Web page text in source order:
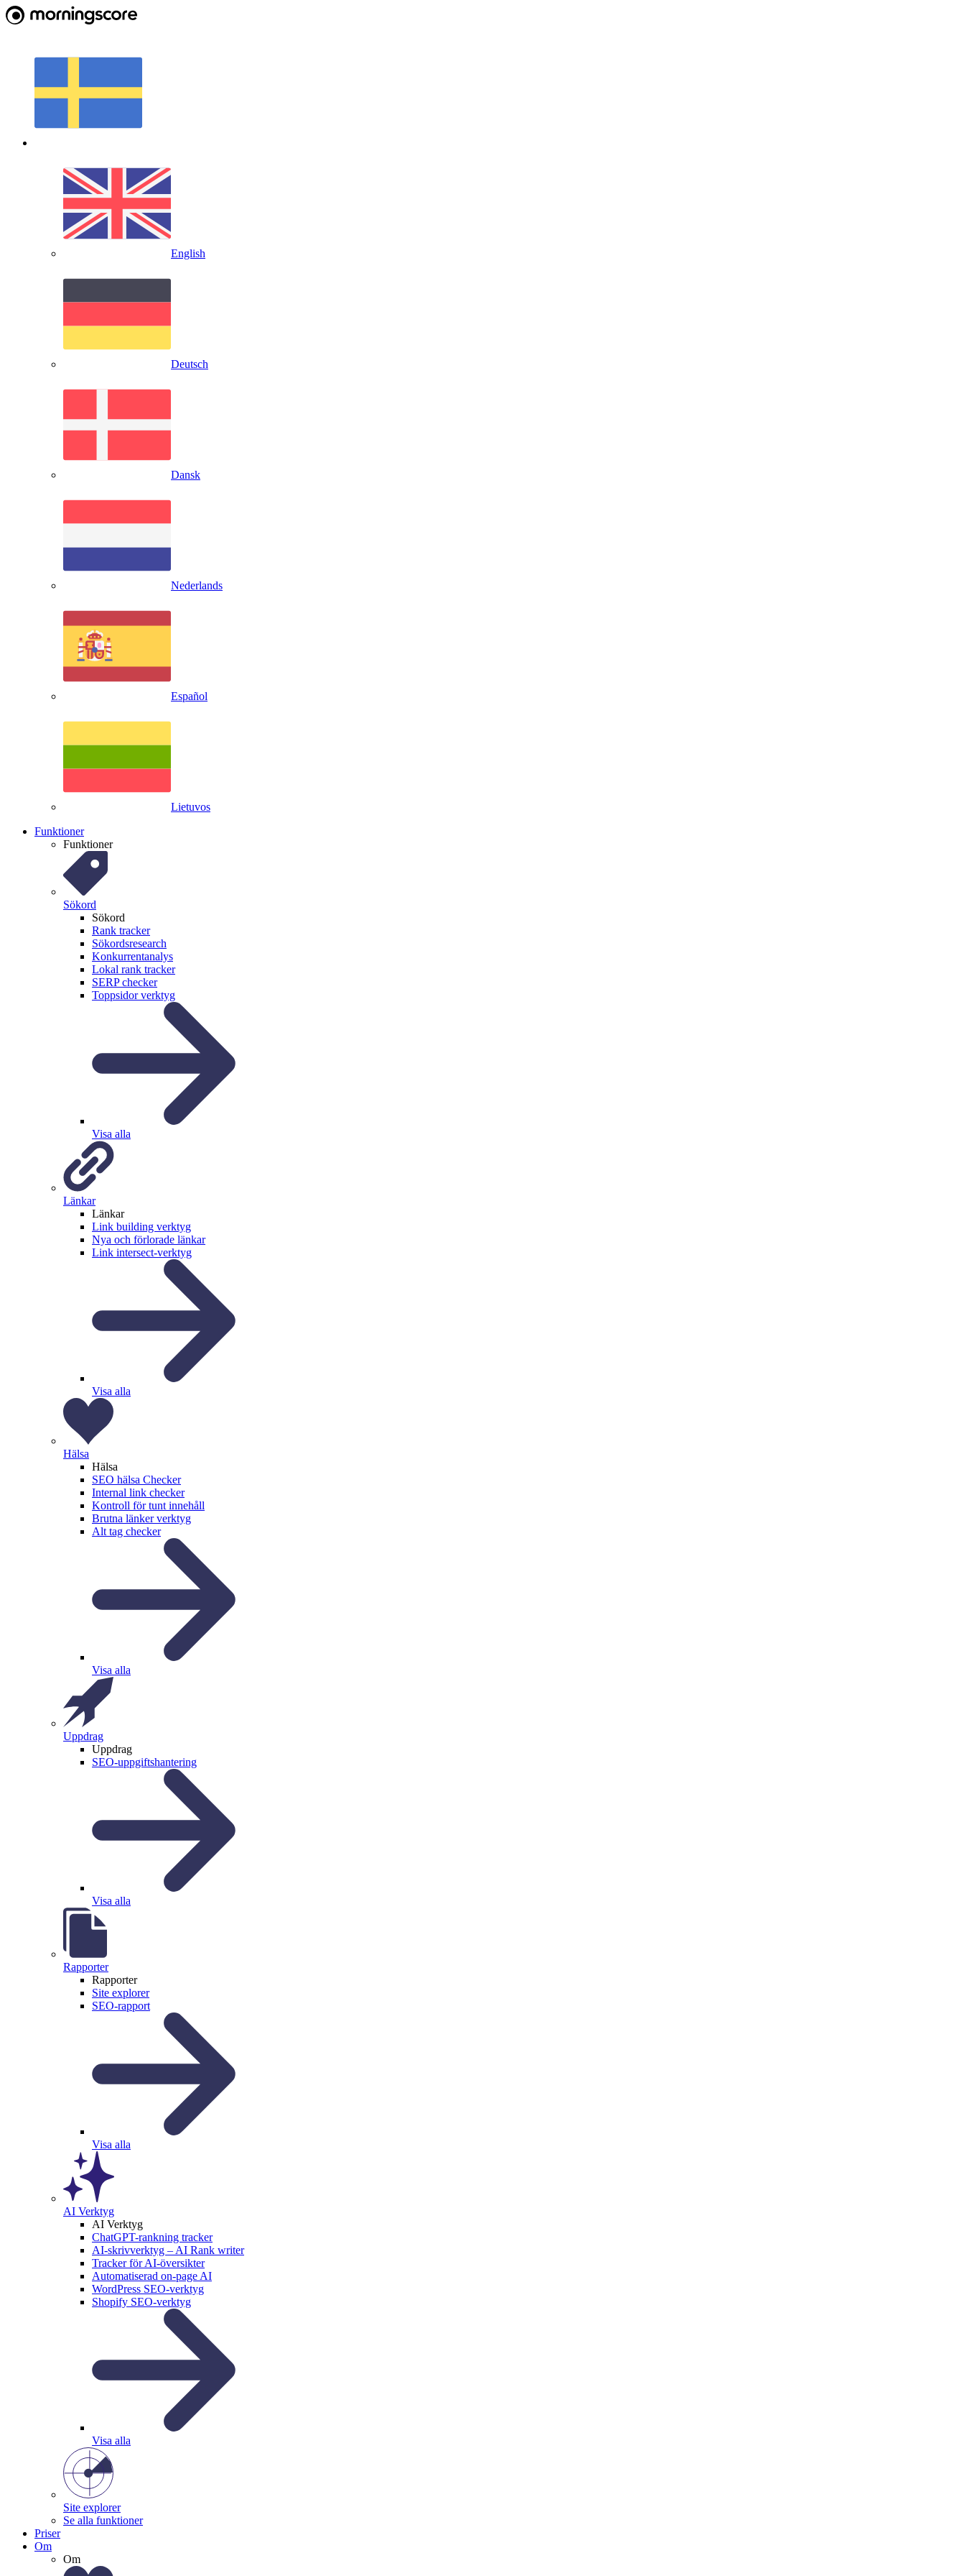
English
Deutsch
Dansk
Nederlands
Español
Lietuvos
Funktioner
Funktioner
Sökord
Sökord
Rank tracker
Sökordsresearch
Konkurrentanalys
Lokal rank tracker
SERP checker
Toppsidor verktyg
Visa alla
Länkar
Länkar
Link building verktyg
Nya och förlorade länkar
Link intersect-verktyg
Visa alla
Hälsa
Hälsa
SEO hälsa Checker
Internal link checker
Kontroll för tunt innehåll
Brutna länker verktyg
Alt tag checker
Visa alla
Uppdrag
Uppdrag
SEO-uppgiftshantering
Visa alla
Rapporter
Rapporter
Site explorer
SEO-rapport
Visa alla
AI Verktyg
AI Verktyg
ChatGPT-rankning tracker
AI-skrivverktyg – AI Rank writer
Tracker för AI-översikter
Automatiserad on-page AI
WordPress SEO-verktyg
Shopify SEO-verktyg
Visa alla
Site explorer
Se alla funktioner
Priser
Om
Om